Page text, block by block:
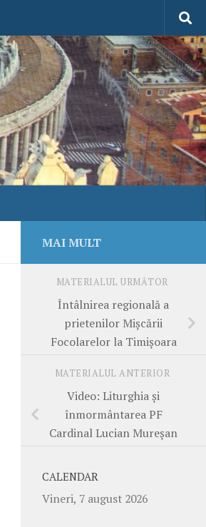
MAI MULT
MATERIALUL URMĂTOR
Întâlnirea regională a
prietenilor Mișcării
Focolarelor la Timișoara
MATERIALUL ANTERIOR
Video: Liturghia și
înmormântarea PF
Cardinal Lucian Mureșan
CALENDAR
Vineri, 7 august 2026